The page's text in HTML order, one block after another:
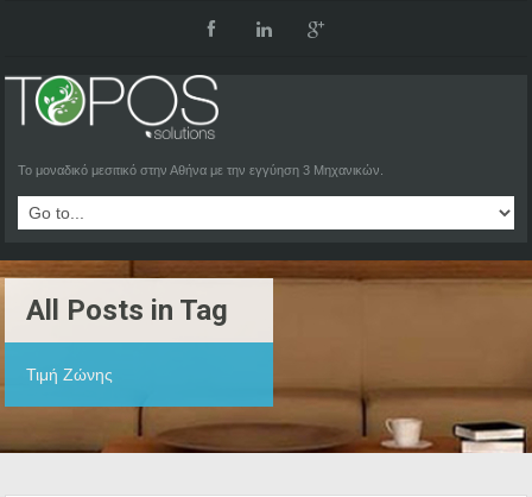
Το μοναδικό μεσιτικό στην Αθήνα με την εγγύηση 3 Μηχανικών.
All Posts in Tag
Τιμή Ζώνης